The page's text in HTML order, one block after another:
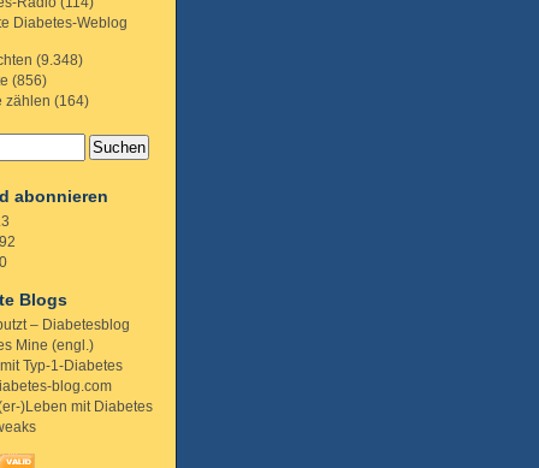
Diabetes-Weblog
(9.348)
(856)
zählen (164)
abonnieren
Blogs
– Diabetesblog
Mine (engl.)
Typ-1-Diabetes
blog.com
)Leben mit Diabetes